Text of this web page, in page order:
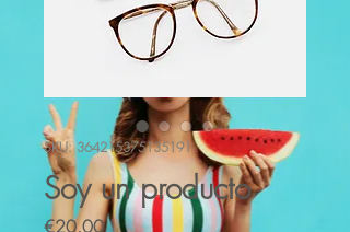
SKU: 364215375135191
Soy un producto
€20.00Price